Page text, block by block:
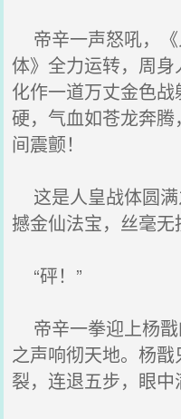
帝辛一声怒吼，
体》全力运转，周身
化作一道万丈金色
硬，气血如苍龙奔
间震颤！
这是人皇战体圆
撼金仙法宝，丝毫无
“砰！”
帝辛一拳迎上杨
之声响彻天地。杨
裂，连退五步，眼中